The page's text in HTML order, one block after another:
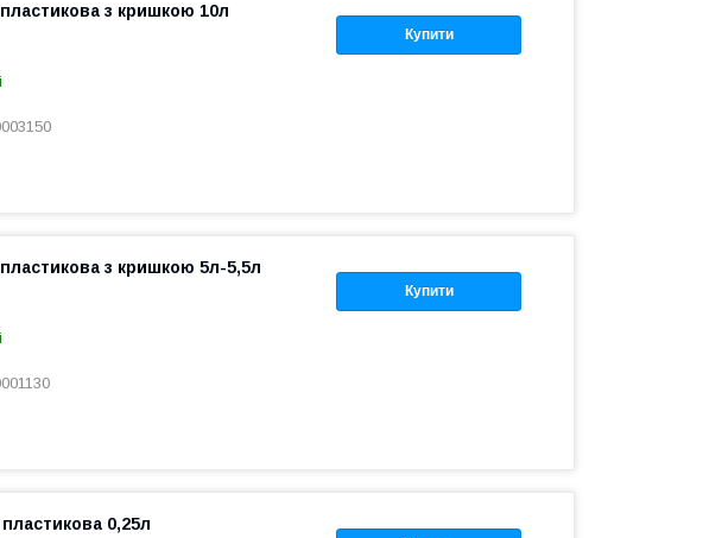
Купити
з кришкою 10л
Купити
з кришкою 5л-5,5л
пластикова 0,25л